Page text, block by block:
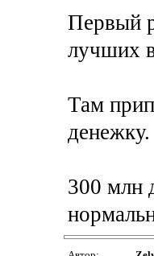
Первый
лучших
Там
денежку.
300 млн